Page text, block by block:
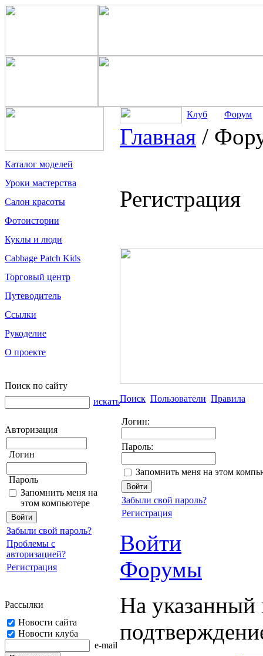
Каталог моделей
Уроки мастерства
Салон красоты
Фотоистории
Куклы и люди
Cabbage Patch Kids
Торговый центр
Путеводитель
Ссылки
Рукоделие
О проекте
Поиск по сайту
искать
Авторизация
Логин
Пароль
Запомнить меня на
этом компьютере
Забыли свой пароль?
Проблемы с
авторизацией?
Регистрация
Рассылки
Новости сайта
Новости клуба
e-mail
Клуб Форум
Главная /
Регистрация
Поиск Пользователи Правила
Логин:
Пароль:
Запомнить меня на этом
Забыли свой пароль?
Регистрация
Войти
Форумы
На указанный